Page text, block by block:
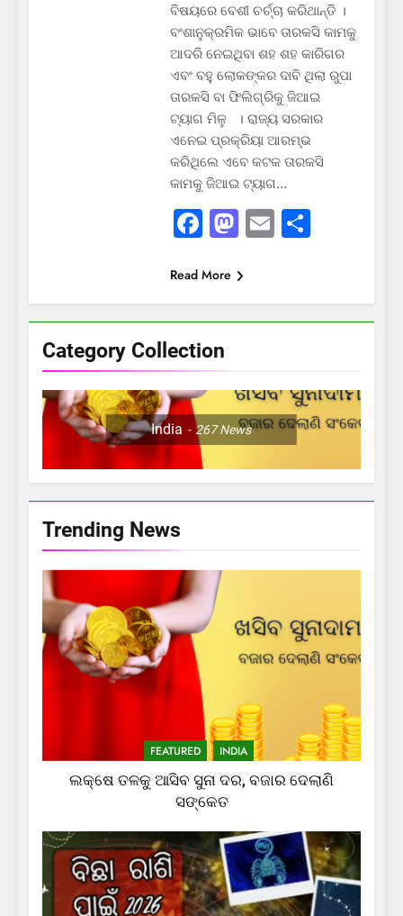
Category Collection
India 267News
ବିଷୟରେ ବେଶୀ ଚର୍ଚ୍ଚା କରିଥାନ୍ତି ।
ବଂଶାନୁକ୍ରମିକ ଭାବେ ତାରକସି କାମକୁ
ଆଦରି ନେଇଥିବା ଶହ ଶହ କାରିଗର
ଏବଂ ବହୁ ଲୋକଙ୍କର ଦାବି ଥିଲା ରୁପା
ତାରକସି ବା ଫିଲିଗ୍ରିକୁ ଜିଆଇ
ଟ୍ୟାଗ ମିଳୁ । ରାଜ୍ୟ ସରକାର
ଏନେଇ ପ୍ରକ୍ରିୟା ଆରମ୍ଭ
କରିଥିଲେ ଏବେ କଟକ ତାରକସି
କାମକୁ ଜିଆଇ ଟ୍ୟାଗ…
Facebook
Mastodon
EmailShare
Read More
Trending News
FEATURED INDIA
ଲକ୍ଷେ ତଳକୁ ଆସିବ ସୁନା ଦର, ବଜାର ଦେଲାଣି
ସଙ୍କେତ